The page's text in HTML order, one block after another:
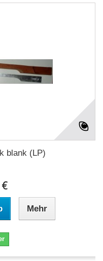
blank (LP)
Mehr